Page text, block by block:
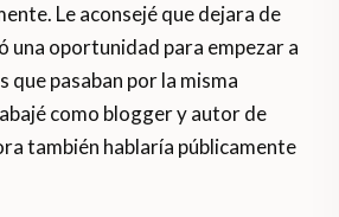
Le aconsejé que dejara de
una oportunidad para empezar a
que pasaban por la misma
como blogger y autor de
también hablaría públicamente